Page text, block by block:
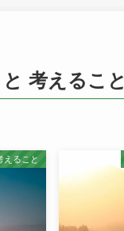
考えること
えること